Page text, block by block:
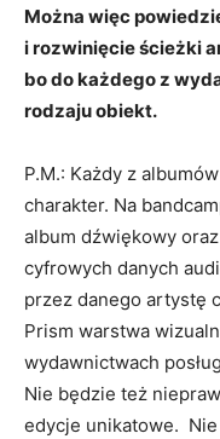
Można więc
i rozwinięcie ścieżki
bo do każdego z
rodzaju obiekt.
P.M.: Każdy z
charakter. Na
album dźwiękowy
cyfrowych danych
przez danego artystę
Prism warstwa
wydawnictwach
Nie będzie też
edycje unikatowe.